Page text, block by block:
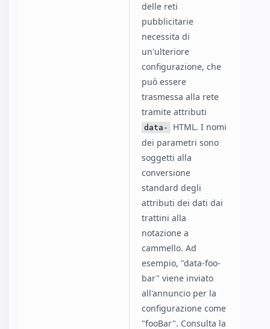
delle reti
pubblicitarie
necessita di
un'ulteriore
configurazione, che
può essere
trasmessa alla rete
tramite attributi
data-
HTML. I nomi
dei parametri sono
soggetti alla
conversione
standard degli
attributi dei dati dai
trattini alla
notazione a
cammello. Ad
esempio, "data-foo-
bar" viene inviato
all'annuncio per la
configurazione come
"fooBar". Consulta la